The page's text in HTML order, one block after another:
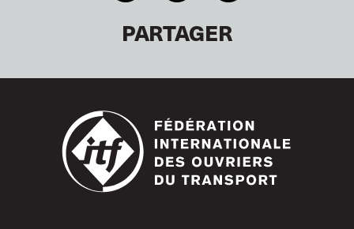
PARTAGER